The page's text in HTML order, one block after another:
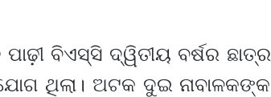
ବିଏସ୍‌ସି ଦ୍ୱିତୀୟ ବର୍ଷର ଛାତ୍ର
ଥିଲା। ଅଟକ ଦୁଇ ନାବାଳକଙ୍କ